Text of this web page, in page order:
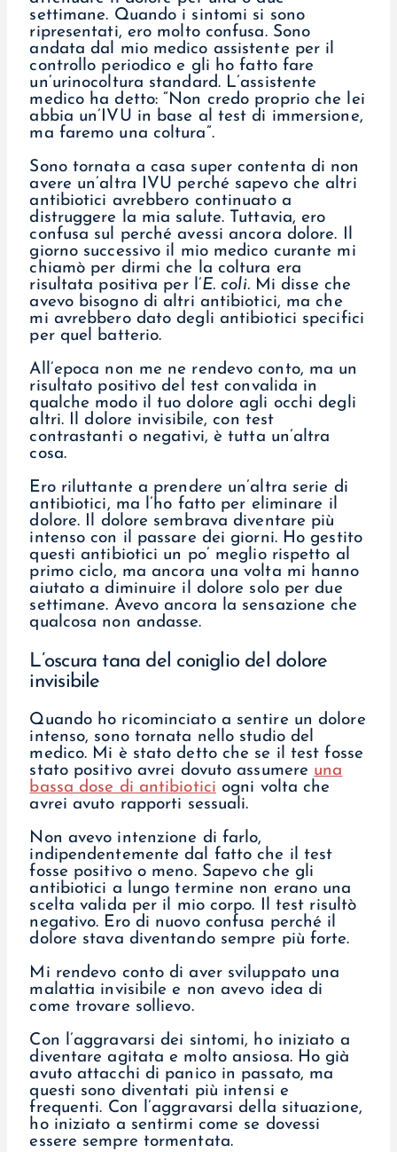
settimane. Quando i sintomi si sono
ripresentati, ero molto confusa. Sono
andata dal mio medico assistente per il
controllo periodico e gli ho fatto fare
un’urinocoltura standard. L’assistente
medico ha detto: “Non credo proprio che lei
abbia un’IVU in base al test di immersione,
ma faremo una coltura”.
Sono tornata a casa super contenta di non
avere un’altra IVU perché sapevo che altri
antibiotici avrebbero continuato a
distruggere la mia salute. Tuttavia, ero
confusa sul perché avessi ancora dolore. Il
giorno successivo il mio medico curante mi
chiamò per dirmi che la coltura era
risultata positiva per l’E. coli. Mi disse che
avevo bisogno di altri antibiotici, ma che
mi avrebbero dato degli antibiotici specifici
per quel batterio.
All’epoca non me ne rendevo conto, ma un
risultato positivo del test convalida in
qualche modo il tuo dolore agli occhi degli
altri. Il dolore invisibile, con test
contrastanti o negativi, è tutta un’altra
cosa.
Ero riluttante a prendere un’altra serie di
antibiotici, ma l’ho fatto per eliminare il
dolore. Il dolore sembrava diventare più
intenso con il passare dei giorni. Ho gestito
questi antibiotici un po’ meglio rispetto al
primo ciclo, ma ancora una volta mi hanno
aiutato a diminuire il dolore solo per due
settimane. Avevo ancora la sensazione che
qualcosa non andasse.
L’oscura tana del coniglio del dolore
invisibile
Quando ho ricominciato a sentire un dolore
intenso, sono tornata nello studio del
medico. Mi è stato detto che se il test fosse
stato positivo avrei dovuto assumere una
bassa dose di antibiotici ogni volta che
avrei avuto rapporti sessuali.
Non avevo intenzione di farlo,
indipendentemente dal fatto che il test
fosse positivo o meno. Sapevo che gli
antibiotici a lungo termine non erano una
scelta valida per il mio corpo. Il test risultò
negativo. Ero di nuovo confusa perché il
dolore stava diventando sempre più forte.
Mi rendevo conto di aver sviluppato una
malattia invisibile e non avevo idea di
come trovare sollievo.
Con l’aggravarsi dei sintomi, ho iniziato a
diventare agitata e molto ansiosa. Ho già
avuto attacchi di panico in passato, ma
questi sono diventati più intensi e
frequenti. Con l’aggravarsi della situazione,
ho iniziato a sentirmi come se dovessi
essere sempre tormentata.